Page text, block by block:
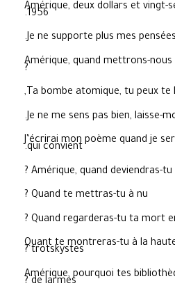
Amérique, deux dollars et vingt-
1956.
Je ne supporte plus mes pensées.
Amérique, quand mettrons-
?
Ta bombe atomique, tu peux te
Je ne me sens pas bien, laisse-
J’écrirai mon poème quand je
qui convient.
Amérique, quand deviendras-tu
Quand te mettras-tu à nu ?
Quand regarderas-tu ta mort en
Quant te montreras-tu à la
trotskystes ?
Amérique, pourquoi tes
de larmes ?